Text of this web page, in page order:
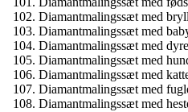
Diamantmalingssæt med
Diamantmalingssæt med
Diamantmalingssæt med
Diamantmalingssæt med
Diamantmalingssæt med
Diamantmalingssæt med
Diamantmalingssæt med